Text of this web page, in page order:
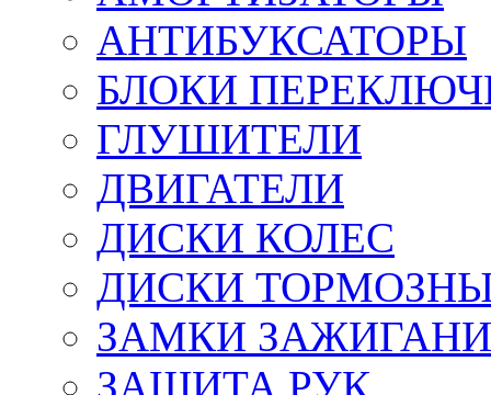
АНТИБУКСАТОРЫ
БЛОКИ
ГЛУШИТЕЛИ
ДВИГАТЕЛИ
ДИСКИ КОЛЕС
ДИСКИ
ЗАМКИ